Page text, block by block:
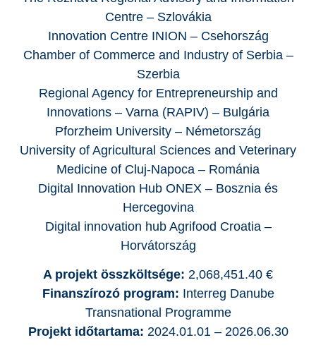
Centre – Szlovákia
Innovation Centre INION – Csehország
Chamber of Commerce and Industry of Serbia –
Szerbia
Regional Agency for Entrepreneurship and
Innovations – Varna (RAPIV) – Bulgária
Pforzheim University – Németország
University of Agricultural Sciences and Veterinary
Medicine of Cluj-Napoca – Románia
Digital Innovation Hub ONEX – Bosznia és
Hercegovina
Digital innovation hub Agrifood Croatia –
Horvátország
A projekt összköltsége: 2,068,451.40 €
Finanszírozó program: Interreg Danube
Transnational Programme
Projekt időtartama: 2024.01.01 – 2026.06.30